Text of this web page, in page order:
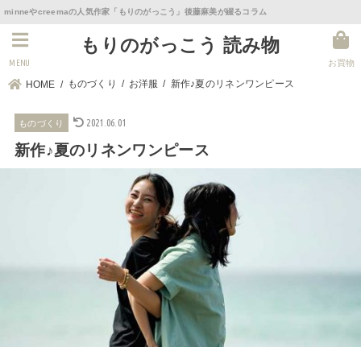
minneやcreemaの人気作家「もりのがっこう」後藤麻美が綴るコラム
もりのがっこう 読み物
お買物
MENU
HOME ものづくり お洋服 新作♪夏のリネンワンピース
ものづくり 2021.06.01
新作♪夏のリネンワンピース